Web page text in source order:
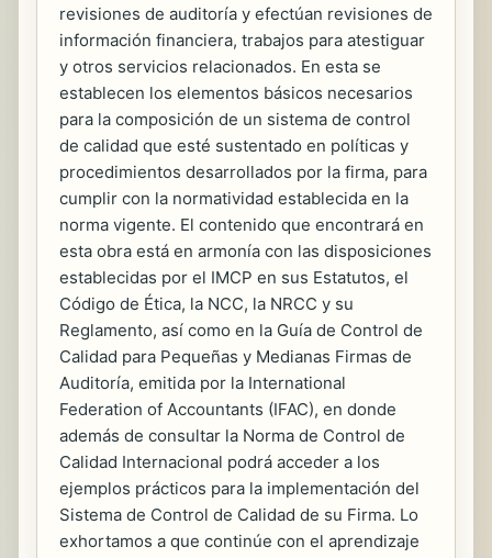
revisiones de auditoría y efectúan revisiones de
información financiera, trabajos para atestiguar
y otros servicios relacionados. En esta se
establecen los elementos básicos necesarios
para la composición de un sistema de control
de calidad que esté sustentado en políticas y
procedimientos desarrollados por la firma, para
cumplir con la normatividad establecida en la
norma vigente. El contenido que encontrará en
esta obra está en armonía con las disposiciones
establecidas por el IMCP en sus Estatutos, el
Código de Ética, la NCC, la NRCC y su
Reglamento, así como en la Guía de Control de
Calidad para Pequeñas y Medianas Firmas de
Auditoría, emitida por la International
Federation of Accountants (IFAC), en donde
además de consultar la Norma de Control de
Calidad Internacional podrá acceder a los
ejemplos prácticos para la implementación del
Sistema de Control de Calidad de su Firma. Lo
exhortamos a que continúe con el aprendizaje